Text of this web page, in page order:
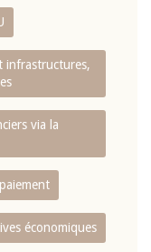
infrastructures,
via la
économiques